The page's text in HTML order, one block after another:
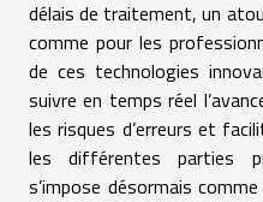
délais de traitement, un
comme pour les
de ces technologies
suivre en temps réel
les risques d’erreurs et
les différentes parties
s’impose désormais